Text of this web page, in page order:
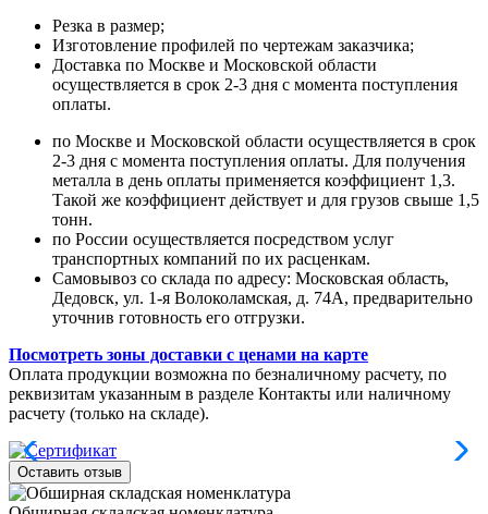
Резка в размер;
Изготовление профилей по чертежам заказчика;
Доставка по Москве и Московской области
осуществляется в срок 2-3 дня с момента поступления
оплаты.
по Москве и Московской области осуществляется в срок
2-3 дня с момента поступления оплаты. Для получения
металла в день оплаты применяется коэффициент 1,3.
Такой же коэффициент действует и для грузов свыше 1,5
тонн.
по России осуществляется посредством услуг
транспортных компаний по их расценкам.
Самовывоз со склада по адресу: Московская область,
Дедовск, ул. 1-я Волоколамская, д. 74А, предварительно
уточнив готовность его отгрузки.
Посмотреть зоны доставки с ценами на карте
Оплата продукции возможна по безналичному расчету, по
реквизитам указанным в разделе Контакты или наличному
расчету (только на складе).
Оставить отзыв